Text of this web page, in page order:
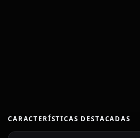
CARACTERÍSTICAS DESTACADAS